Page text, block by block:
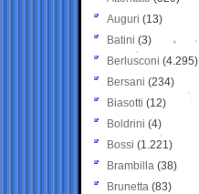
Auguri (13)
Batini (3)
Berlusconi (4.295)
Bersani (234)
Biasotti (12)
Boldrini (4)
Bossi (1.221)
Brambilla (38)
Brunetta (83)